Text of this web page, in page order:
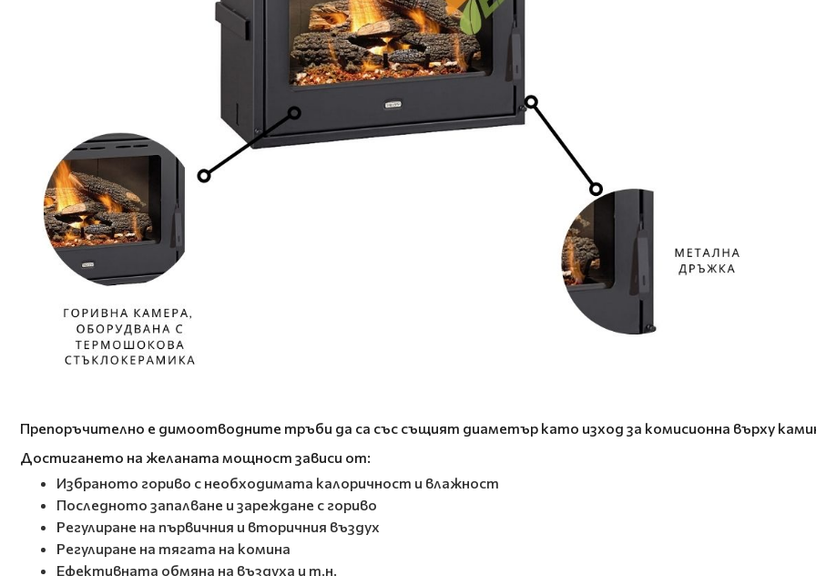
Препоръчително е димоотводните тръби да са със същият диаметър като изход за комисионна върху
Достигането на желаната мощност зависи от:
Избраното гориво с необходимата калоричност и влажност
Последното запалване и зареждане с гориво
Регулиране на първичния и вторичния въздух
Регулиране на тягата на комина
Ефективната обмяна на въздуха и т.н.